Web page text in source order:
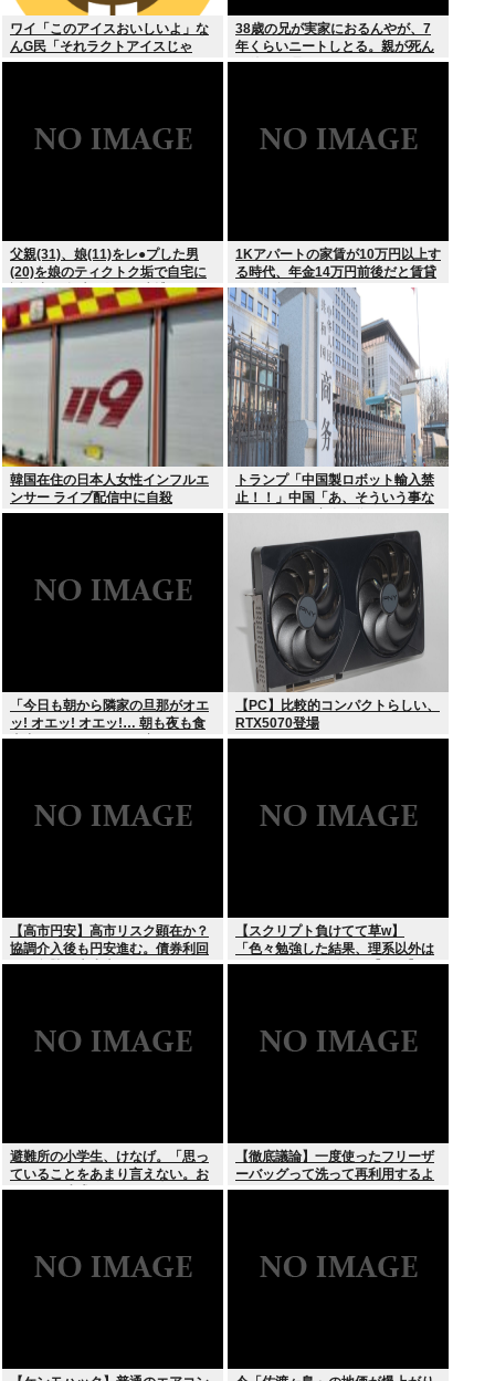
ワイ「このアイスおいしいよ」な
んG民「それラクトアイスじゃ
ん」
38歳の兄が実家におるんやが、7
年くらいニートしとる。親が死ん
だ後の処理どうしよう
父親(31)、娘(11)をレ●プした男
(20)を娘のティクトク垢で自宅に
誘い出し自助 2人とも逮捕
1Kアパートの家賃が10万円以上す
る時代、年金14万円前後だと賃貸
の人は無理じゃね？
韓国在住の日本人女性インフルエ
ンサー ライブ配信中に自殺
トランプ「中国製ロボット輸入禁
止！！」中国「あ、そういう事な
らアメリカの安全の為にドローン
の輸出も止めるね？」
「今日も朝から隣家の旦那がオエ
ッ! オエッ! オエッ!… 朝も夜も食
事中もかなりえづきの音がして不
【PC】比較的コンパクトらしい、
RTX5070登場
【高市円安】高市リスク顕在か？
協調介入後も円安進む。債券利回
りは急騰。大丈夫なのか？
【スクリプト負けてて草w】
「色々勉強した結果、理系以外は
エラー品だと気付いた【ガチ】」
避難所の小学生、けなげ。「思っ
ていることをあまり言えない。お
母さんに迷惑かけるから」
【徹底議論】一度使ったフリーザ
ーバッグって洗って再利用するよ
な？